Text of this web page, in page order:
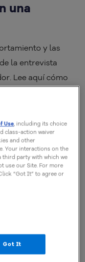
una
y las
la entrevista
Lee aquí cómo
sobre qué hacer.
se programaron
respeto y
acordada o
Use, including its choice
class-action waiver
and other
Your interactions on the
third party with which we
use our Site. For more
“Got It” to agree or
Got It